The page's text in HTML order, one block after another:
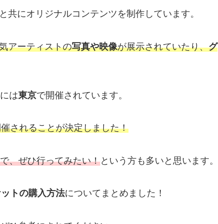
共にオリジナルコンテンツを制作しています。
アーティストの写真や映像が展示されていたり、グ
は東京で開催されています。
催されることが決定しました！
、ぜひ行ってみたい！という方も多いと思います。
トの購入方法についてまとめました！